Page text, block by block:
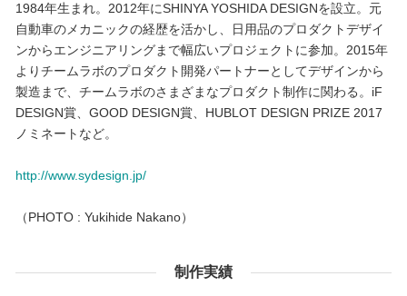
1984年生まれ。2012年にSHINYA YOSHIDA DESIGNを設立。元
自動車のメカニックの経歴を活かし、日用品のプロダクトデザイ
ンからエンジニアリングまで幅広いプロジェクトに参加。2015年
よりチームラボのプロダクト開発パートナーとしてデザインから
製造まで、チームラボのさまざまなプロダクト制作に関わる。iF
DESIGN賞、GOOD DESIGN賞、HUBLOT DESIGN PRIZE 2017
ノミネートなど。
http://www.sydesign.jp/
（PHOTO : Yukihide Nakano）
制作実績